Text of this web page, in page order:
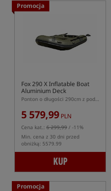
Promocja
Fox 290 X Inflatable Boat
Aluminium Deck
Ponton o długości 290cm z podłogą aluminiową
5 579,99 PLN
Cena kat.: 6 299,99 / -11%
Min. cena z 30 dni przed
obniżką: 5579.99
KUP
Promocja